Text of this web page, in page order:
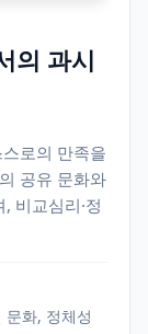
의 과시
로의 만족을
공유 문화와
비교심리·정
화, 정체성